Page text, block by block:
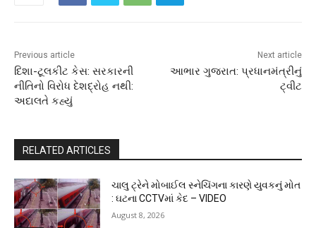
Previous article
દિશા-ટૂલકીટ કેસ: સરકારની
નીતિનો વિરોધ દેશદ્રોહ નથી:
અદાલતે કહ્યું
Next article
આભાર ગુજરાત: પ્રધાનમંત્રીનું
ટ્વીટ
RELATED ARTICLES
ચાલુ ટ્રેને મોબાઈલ સ્નેચિંગના કારણે યુવકનું મોત
: ઘટના CCTVમાં કેદ – VIDEO
August 8, 2026